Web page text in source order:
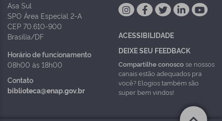
Asa Sul
SPO Área Especial 2-A
CEP 70.610-900
Brasília/DF
Horário de funcionamento
08h00 às 18h00
Contato
biblioteca@enap.gov.br
ACESSIBILIDADE
DEIXE SEU FEEDBACK
Compartilhe conoscose nossos
canais estão adequados pra
você? Elogios também são
super bem vindos!